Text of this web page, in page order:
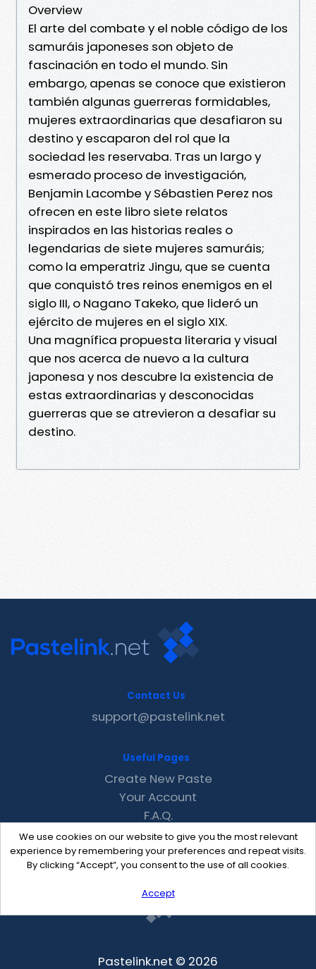
Overview
El arte del combate y el noble código de los
samuráis japoneses son objeto de
fascinación en todo el mundo. Sin
embargo, apenas se conoce que existieron
también algunas guerreras formidables,
mujeres extraordinarias que desafiaron su
destino y escaparon del rol que la
sociedad les reservaba. Tras un largo y
esmerado proceso de investigación,
Benjamin Lacombe y Sébastien Perez nos
ofrecen en este libro siete relatos
inspirados en las historias reales o
legendarias de siete mujeres samuráis;
como la emperatriz Jingu, que se cuenta
que conquistó tres reinos enemigos en el
siglo III, o Nagano Takeko, que lideró un
ejército de mujeres en el siglo XIX.
Una magnífica propuesta literaria y visual
que nos acerca de nuevo a la cultura
japonesa y nos descubre la existencia de
estas extraordinarias y desconocidas
guerreras que se atrevieron a desafiar su
destino.
We use cookies on our website to give you the most relevant
experience by remembering your preferences and repeat visits.
By clicking “Accept”, you consent to the use of all cookies.
Accept
Contact Us
support@pastelink.net
Useful Pages
Create New Paste
Your Account
F.A.Q.
Recent
Contact
Pastelink.net © 2026